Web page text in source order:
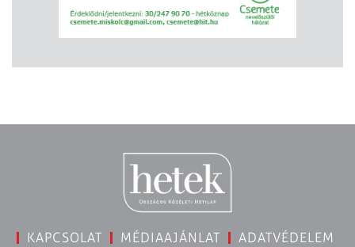
KAPCSOLAT MÉDIAAJÁNLAT
ADATVÉDELEM